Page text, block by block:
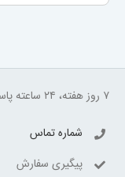
۷ روز هفته، ۲۴ ساعته پاسخگوی شما هستیم.
شماره تماس
پیگیری سفارش